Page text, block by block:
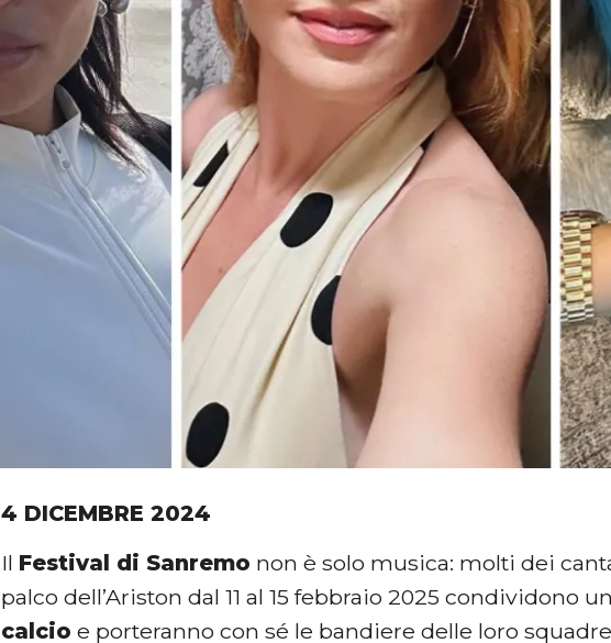
4 DICEMBRE 2024
Il Festival di Sanremo non è solo musica: molti dei
palco dell’Ariston dal 11 al 15 febbraio 2025 condividono
calcio e porteranno con sé le bandiere delle loro